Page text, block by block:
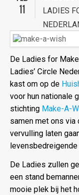
11
LADIES
De Ladies for
Ladies’ Circle
kast om op de
voor hun nationale
stichting Make-A-
samen met ons
vervulling laten
De Ladies zullen
een stand
mooie plek bij het